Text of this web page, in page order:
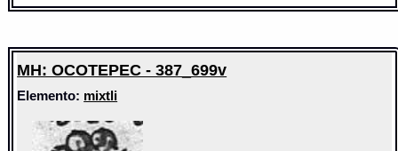
MH: OCOTEPEC - 387_699v
Elemento: mixtli